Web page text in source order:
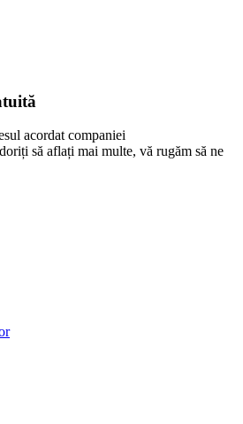
acordat companiei
să aflați mai multe, vă rugăm să ne